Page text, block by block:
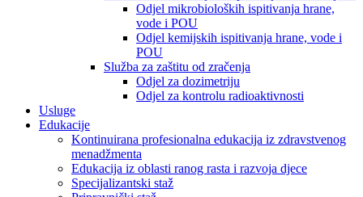
Odjel mikrobioloških ispitivanja hrane,
vode i POU
Odjel kemijskih ispitivanja hrane, vode i
POU
Služba za zaštitu od zračenja
Odjel za dozimetriju
Odjel za kontrolu radioaktivnosti
Usluge
Edukacije
Kontinuirana profesionalna edukacija iz zdravstvenog
menadžmenta
Edukacija iz oblasti ranog rasta i razvoja djece
Specijalizantski staž